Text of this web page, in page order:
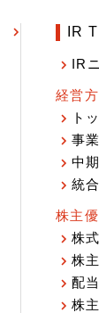
IR
IR
経営
ト
事
中
統
株主
株
株
配
株